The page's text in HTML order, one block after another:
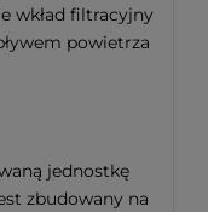
wkład filtracyjny
powietrza
jednostkę
zbudowany na